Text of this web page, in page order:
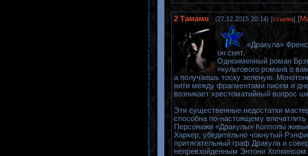
2 Тамамо (27.12.2015 20:14) [ссылка] [
«Дракула»
он снят.
Одноименный роман
«культового романа о
а получаешь тоску зеленую.
нити между фрагментами писем и
возникает хрестоматийный вопрос
Эти существенные недостатки
способна по-настоящему впечатлить
Персонажи «Дракулы» Копполы
Харкер, убедительно чокнутый
притягательный граф Дракула и
непревзойденным Энтони Хопкинсом.